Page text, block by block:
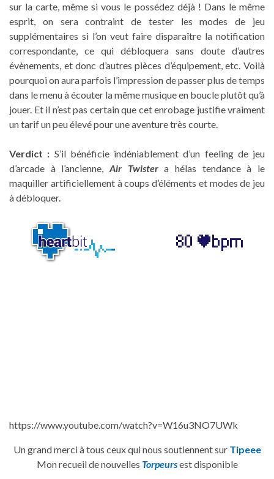
sur la carte, même si vous le possédez déjà ! Dans le même
esprit, on sera contraint de tester les modes de jeu
supplémentaires si l’on veut faire disparaître la notification
correspondante, ce qui débloquera sans doute d’autres
évènements, et donc d’autres pièces d’équipement, etc. Voilà
pourquoi on aura parfois l’impression de passer plus de temps
dans le menu à écouter la même musique en boucle plutôt qu’à
jouer. Et il n’est pas certain que cet enrobage justifie vraiment
un tarif un peu élevé pour une aventure très courte.
Verdict : S’il bénéficie indéniablement d’un feeling de jeu
d’arcade à l’ancienne, Air Twistera hélas tendance à le
maquiller artificiellement à coups d’éléments et modes de jeu
à débloquer.
https://www.youtube.com/watch?v=W16u3NO7UWk
Un grand merci à tous ceux qui nous soutiennent sur Tipeee
Mon recueil de nouvelles Torpeursest disponible